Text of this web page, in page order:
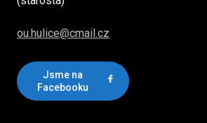
ou.hulice@cmail.cz
Jsme na
Facebooku